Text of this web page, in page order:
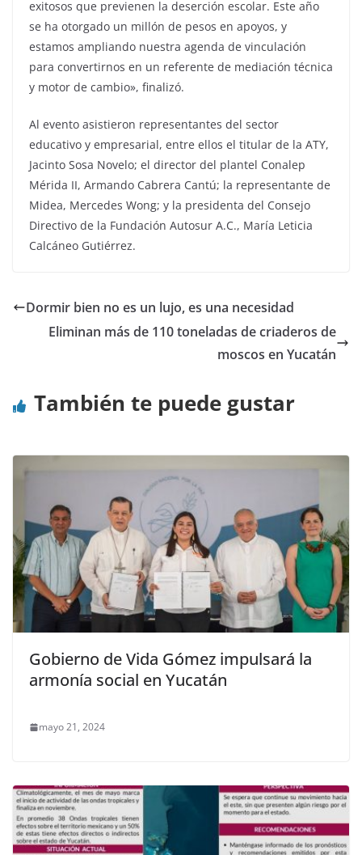
exitosos que previenen la deserción escolar. Este año
se ha otorgado un millón de pesos en apoyos, y
estamos ampliando nuestra agenda de vinculación
para convertirnos en un referente de mediación técnica
y motor de cambio», finalizó.
Al evento asistieron representantes del sector
educativo y empresarial, entre ellos el titular de la ATY,
Jacinto Sosa Novelo; el director del plantel Conalep
Mérida II, Armando Cabrera Cantú; la representante de
Midea, Mercedes Wong; y la presidenta del Consejo
Directivo de la Fundación Autosur A.C., María Leticia
Calcáneo Gutiérrez.
Dormir bien no es un lujo, es una necesidad
Eliminan más de 110 toneladas de criaderos de
moscos en Yucatán
También te puede gustar
Gobierno de Vida Gómez impulsará la
armonía social en Yucatán
mayo 21, 2024